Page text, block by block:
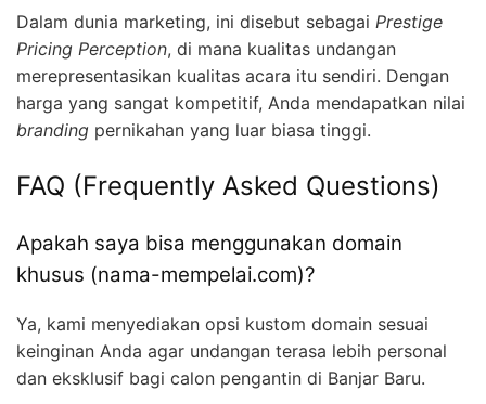
Dalam dunia marketing, ini disebut sebagai Prestige
Pricing Perception, di mana kualitas undangan
merepresentasikan kualitas acara itu sendiri. Dengan
harga yang sangat kompetitif, Anda mendapatkan nilai
branding pernikahan yang luar biasa tinggi.
FAQ (Frequently Asked Questions)
Apakah saya bisa menggunakan domain
khusus (nama-mempelai.com)?
Ya, kami menyediakan opsi kustom domain sesuai
keinginan Anda agar undangan terasa lebih personal
dan eksklusif bagi calon pengantin di Banjar Baru.